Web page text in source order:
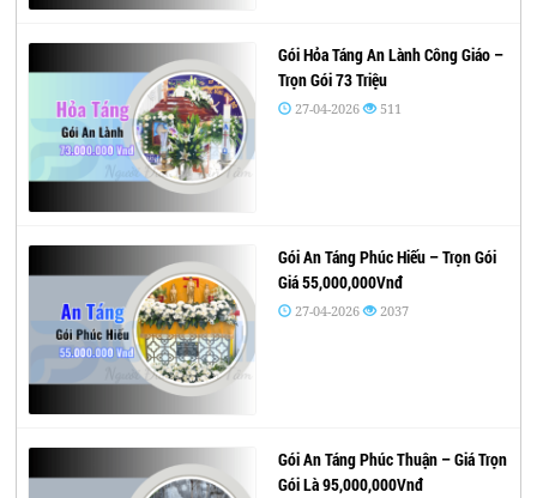
Gói Hỏa Táng An Lành Công Giáo –
Trọn Gói 73 Triệu
27-04-2026 511
Gói An Táng Phúc Hiếu – Trọn Gói
Giá 55,000,000Vnđ
27-04-2026 2037
Gói An Táng Phúc Thuận – Giá Trọn
Gói Là 95,000,000Vnđ